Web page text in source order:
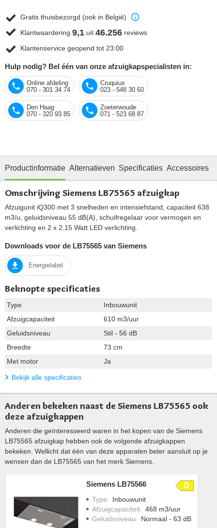
Gratis thuisbezorgd (ook in België)
Klantwaardering 9,1 uit 46.256 reviews
Klantenservice geopend tot 23:00
Hulp nodig? Bel één van onze afzuigkapspecialisten in:
Online afdeling
070 - 301 34 74
Cruquius
023 - 548 30 60
Den Haag
070 - 320 93 85
Zoeterwoude
071 - 523 68 87
Productinformatie Alternatieven Specificaties Accessoires
Omschrijving Siemens LB75565 afzuigkap
Afzuigunit iQ300 met 3 snelheden en intensiefstand, capaciteit 638
m3/u, geluidsniveau 55 dB(A), schuifregelaar voor vermogen en
verlichting en 2 x 2.15 Watt LED verlichting.
Downloads voor de LB75565 van Siemens
Energielabel
Beknopte specificaties
Type
Inbouwunit
Afzuigcapaciteit
610 m3/uur
Geluidsniveau
Stil - 56 dB
Breedte
73 cm
Met motor
Ja
Bekijk alle specificaties
Anderen bekeken naast de Siemens LB75565 ook
deze afzuigkappen
Anderen die geïnteresseerd waren in het kopen van de Siemens
LB75565 afzuigkap hebben ook de volgende afzuigkappen
bekeken. Wellicht dat één van deze apparaten beter aansluit op je
wensen dan de LB75565 van het merk Siemens.
Siemens LB75566 D
Type: Inbouwunit
Afzuigcapaciteit: 468 m3/uur
Geluidsniveau: Normaal - 63 dB